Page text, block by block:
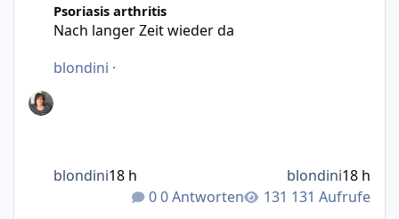
Psoriasis arthritis
Nach langer Zeit wieder da
blondini ·
0 Antworten 131 Aufrufe
blondini18 h blondini18 h